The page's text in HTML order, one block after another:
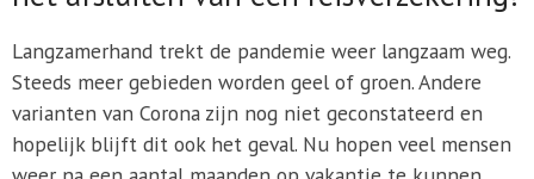
Langzamerhand trekt de pandemie weer langzaam weg.
Steeds meer gebieden worden geel of groen. Andere
varianten van Corona zijn nog niet geconstateerd en
hopelijk blijft dit ook het geval. Nu hopen veel mensen